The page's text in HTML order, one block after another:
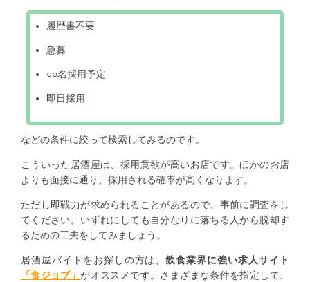
履歴書不要
急募
○○名採用予定
即日採用
などの条件に絞って検索してみるのです。
こういった居酒屋は、採用意欲が高いお店です。ほかのお店
よりも面接に通り、採用される確率が高くなります。
ただし即戦力が求められることがあるので、事前に調査をし
てください。いずれにしても自分なりに落ちる人から脱却す
るための工夫をしてみましょう。
居酒屋バイトをお探しの方は、飲食業界に強い求人サイト
「食ジョブ」がオススメです。さまざまな条件を指定して、